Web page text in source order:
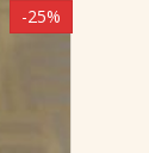
-25%